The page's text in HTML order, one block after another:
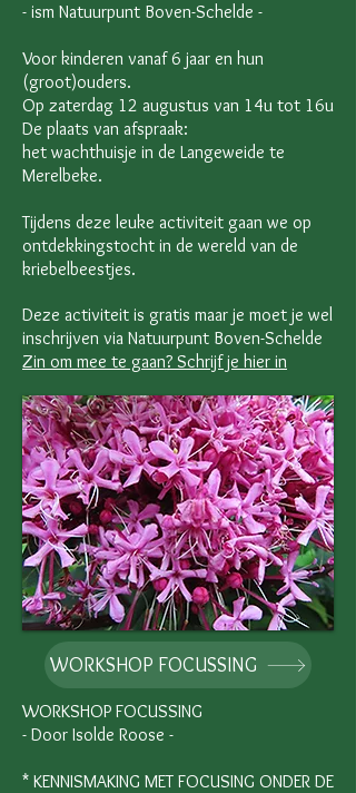
- ism Natuurpunt Boven-Schelde -
Voor kinderen vanaf 6 jaar en hun
(groot)ouders.
Op zaterdag 12 augustus van 14u tot 16u
De plaats van afspraak:
het wachthuisje in de Langeweide te
Merelbeke.
Tijdens deze leuke activiteit gaan we op
ontdekkingstocht in de wereld van de
kriebelbeestjes.
Deze activiteit is gratis maar je moet je wel
inschrijven via Natuurpunt Boven-Schelde
Zin om mee te gaan? Schrijf je hier in
WORKSHOP FOCUSSING
WORKSHOP FOCUSSING
- Door Isolde Roose -
* KENNISMAKING MET FOCUSING ONDER DE